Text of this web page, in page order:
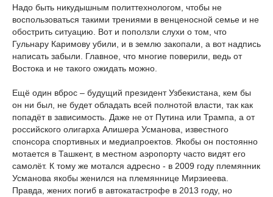
Надо быть никудышным политтехнологом, чтобы не
воспользоваться такими трениями в венценосной семье и не
обострить ситуацию. Вот и поползли слухи о том, что
Гульнару Каримову убили, и в землю закопали, а вот надпись
написать забыли. Главное, что многие поверили, ведь от
Востока и не такого ожидать можно.
Ещё один вброс – будущий президент Узбекистана, кем бы
он ни был, не будет обладать всей полнотой власти, так как
попадёт в зависимость. Даже не от Путина или Трампа, а от
российского олигарха Алишера Усманова, известного
спонсора спортивных и медиапроектов. Якобы он постоянно
мотается в Ташкент, в местном аэропорту часто видят его
самолёт. К тому же мотался адресно - в 2009 году племянник
Усманова якобы женился на племяннице Мирзиеева.
Правда, жених погиб в автокатастрофе в 2013 году, но